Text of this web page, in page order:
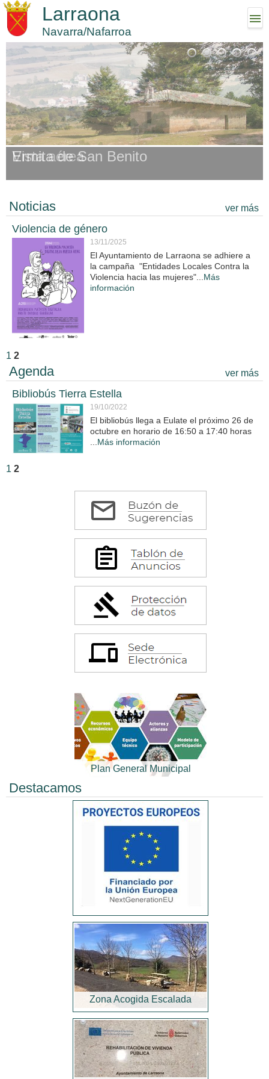
Larraona
Navarra/Nafarroa
Vista aérea
Ermita de San Benito
Noticias ver más
Violencia de género
13/11/2025
El Ayuntamiento de Larraona se adhiere a
la campaña "Entidades Locales Contra la
Violencia hacia las mujeres"... Más
información
1 2
Agenda ver más
Bibliobús Tierra Estella
19/10/2022
El bibliobús llega a Eulate el próximo 26 de
octubre en horario de 16:50 a 17:40 horas
Más información
1 2
Plan General Municipal
Destacamos
Zona Acogida Escalada